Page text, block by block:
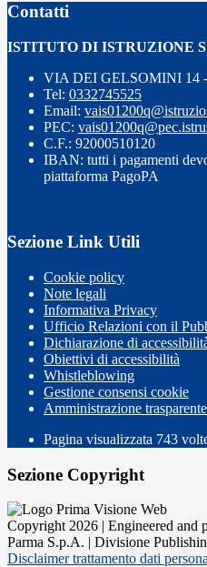
Contatti
ISTITUTO DI ISTRUZIONE
VIA DEI GELSOMINI 14
Tel: 0332745525
Email:
PEC:
C.F.: 92000510120
IBAN: tutti i pagamenti
piattaforma PagoPA
Sezione Link Utili
Cookie policy
Note legali
Informativa Privacy
Ufficio Relazioni con il
Dichiarazione di
Obiettivi di accessibilità
Whistleblowing
Gestione consensi cookie
Amministrazione trasparente
Pagina visualizzata 743
Sezione Copyright
Copyright 2026 | Engineered and
Parma S.p.A. | Divisione
Disclaimer trattamento dati